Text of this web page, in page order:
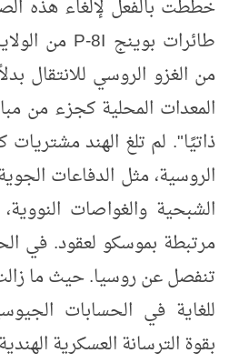
خططت بالفعل لإلغاء هذه
طائرات بوينج P-8I من
من الغزو الروسي للانتقال
المعدات المحلية كجزء من
ذاتيًا". لم تلغ الهند
الشبحية والغواصات
مرتبطة بموسكو لعقود. في
تنفصل عن روسيا. حيث ما
للغاية في الحسابات
بقوة الترسانة العسكرية